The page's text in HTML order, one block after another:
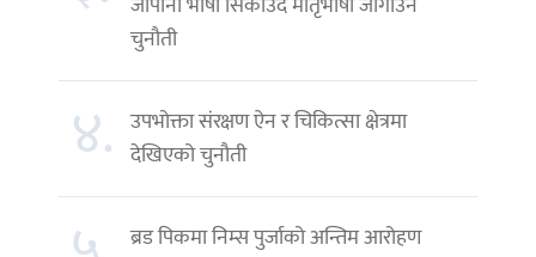
चुनौती
४. उपभोक्ता संरक्षण ऐन र चिकित्सा क्षेत्रमा
देखिएको चुनौती
ब्रड पिकमा निम्स पुर्जाको अन्तिम आरोहण